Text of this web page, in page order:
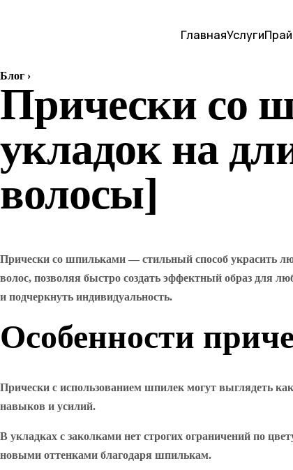
ГлавнаяУслуги
Блог ›
Прически со
укладок на
волосы]
Прически со шпильками — стильный способ украсить
волос, позволяя быстро создать эффектный образ для
и подчеркнуть индивидуальность.
Особенности
Прически с использованием шпилек могут выглядеть
навыков и усилий.
В укладках с заколками нет строгих ограничений по
новыми оттенками благодаря шпилькам.